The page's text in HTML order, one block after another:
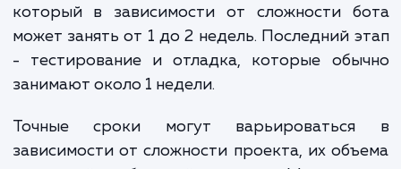
Уточнение стоимости разработки Telegram-бота
детального обсуждения ваших требований и целей
Мы готовы обсудить ваши потребности и предложить
индивидуальную оценку стоимости, которая будет
соответствовать вашим требованиям.
Обратите внимание, что указанные цены являются
ориентировочными и могут меняться в зависимости от
конкретных требований проекта, сроков выполнения и